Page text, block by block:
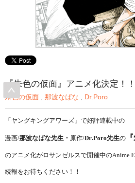
『朱色の仮面』アニメ化決定！！
朱色の仮面 那波なばな Dr.Poro
「ヤングキングアワーズ」で好評連載中の
漫画/那波なばな先生・ 原作/Dr.Poro先生の
のアニメ化がロサンゼルスで開催中のAnime
続報をお待ちください！！